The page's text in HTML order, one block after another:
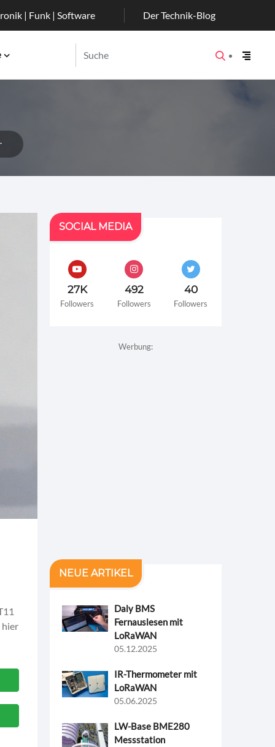
| Funk | Software Der Technik-Blog
hier
SOCIAL MEDIA
27K
Followers
492
Followers
40
Followers
Werbung:
NEUE ARTIKEL
Daly BMS
Fernauslesen mit
LoRaWAN
05.12.2025
IR-Thermometer mit
LoRaWAN
05.06.2025
LW-Base BME280
Messstation